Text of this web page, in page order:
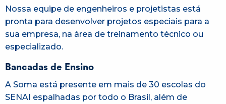
Nossa equipe de engenheiros e projetistas está
pronta para desenvolver projetos especiais para a
sua empresa, na área de treinamento técnico ou
especializado.
Bancadas de Ensino
A Soma está presente em mais de 30 escolas do
SENAI espalhadas por todo o Brasil, além de